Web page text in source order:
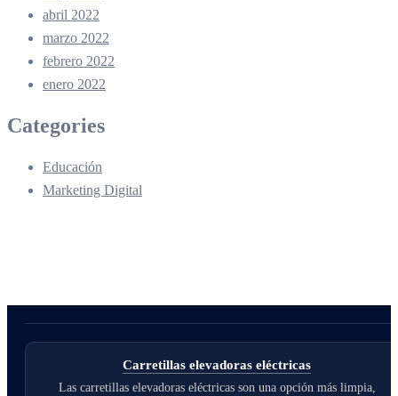
abril 2022
marzo 2022
febrero 2022
enero 2022
Categories
Educación
Marketing Digital
Carretillas elevadoras eléctricas
Las carretillas elevadoras eléctricas son una opción más limpia,